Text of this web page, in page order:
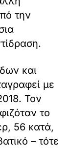
την
και
με
Τον
το
56 κατά,
– τότε